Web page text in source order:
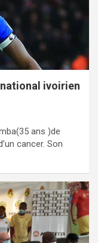
ivoirien
ans )de
cancer. Son